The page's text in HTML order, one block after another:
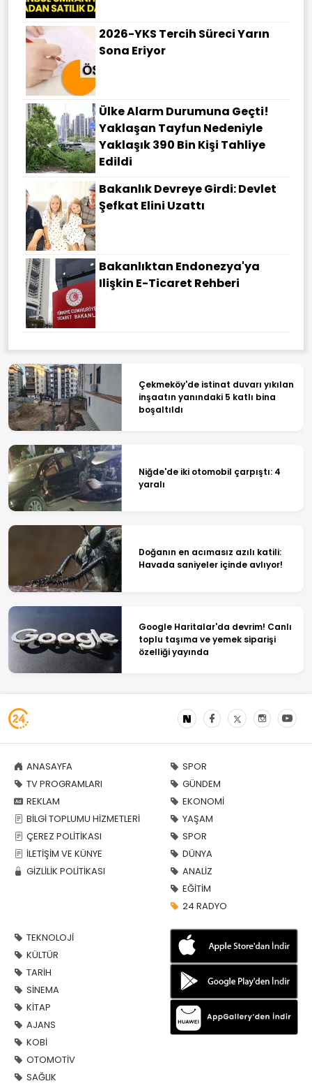
2026-YKS Tercih Süreci Yarın
Sona Eriyor
Ülke Alarm Durumuna Geçti!
Yaklaşan Tayfun Nedeniyle
Yaklaşık 390 Bin Kişi Tahliye
Edildi
Bakanlık Devreye Girdi: Devlet
Şefkat Elini Uzattı
Bakanlıktan Endonezya'ya
Ilişkin E-Ticaret Rehberi
Çekmeköy'de istinat duvarı yıkılan
inşaatın yanındaki 5 katlı bina
boşaltıldı
Niğde'de iki otomobil çarpıştı: 4
yaralı
Doğanın en acımasız azılı katili:
Havada saniyeler içinde avlıyor!
Google Haritalar'da devrim! Canlı
toplu taşıma ve yemek siparişi
özelliği yayında
ANASAYFA
TV PROGRAMLARI
REKLAM
BİLGİ TOPLUMU HİZMETLERİ
ÇEREZ POLİTİKASI
İLETİŞİM VE KÜNYE
GİZLİLİK POLİTİKASI
SPOR
GÜNDEM
EKONOMİ
YAŞAM
SPOR
DÜNYA
ANALİZ
EĞİTİM
24 RADYO
TEKNOLOJİ
KÜLTÜR
TARİH
SİNEMA
KİTAP
AJANS
KOBİ
OTOMOTİV
SAĞLIK